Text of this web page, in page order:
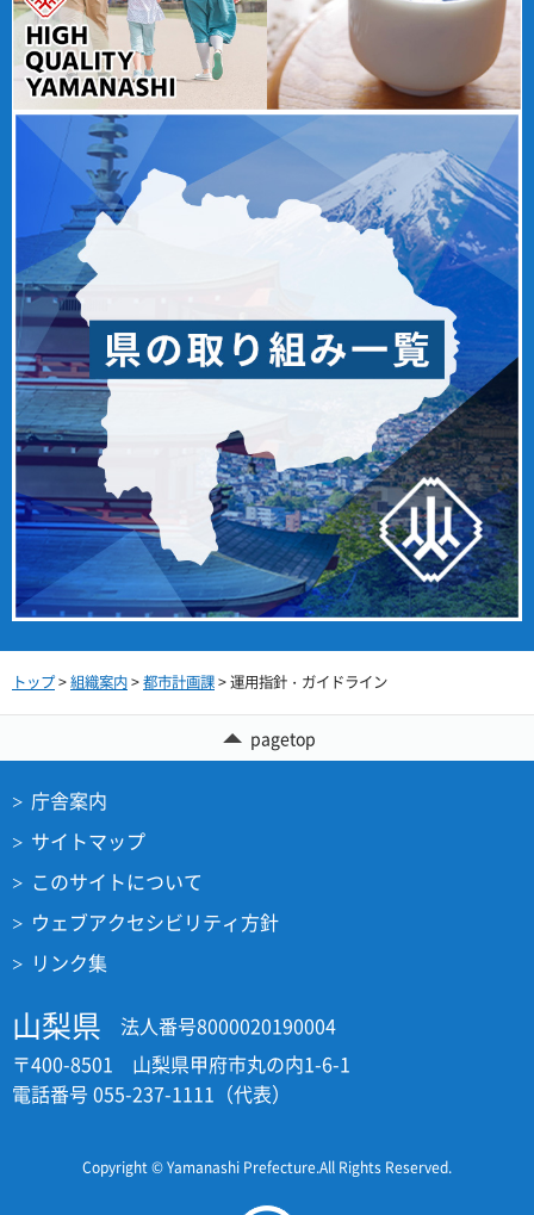
トップ>組織案内>都市計画課> 運用指針・ガイドライン
pagetop
庁舎案内
サイトマップ
このサイトについて
ウェブアクセシビリティ方針
リンク集
山梨県
法人番号8000020190004
〒400-8501 山梨県甲府市丸の内1-6-1
電話番号 055-237-1111（代表）
Copyright © Yamanashi Prefecture.All Rights Reserved.